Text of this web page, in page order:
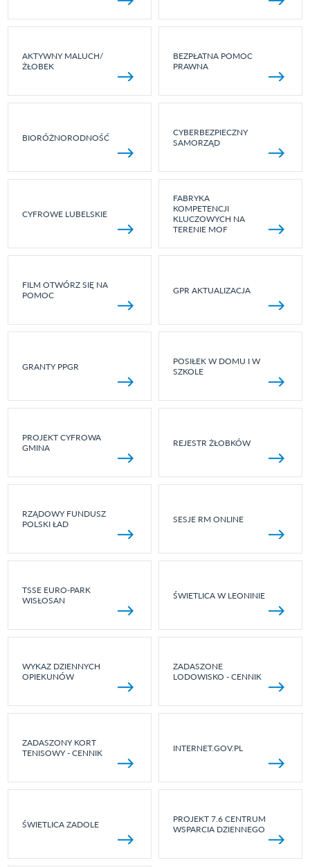
AKTYWNY MALUCH/
ŻŁOBEK
BEZPŁATNA POMOC
PRAWNA
BIORÓŻNORODNOŚĆ
CYBERBEZPIECZNY
SAMORZĄD
CYFROWE LUBELSKIE
FABRYKA
KOMPETENCJI
KLUCZOWYCH NA
TERENIE MOF
FILM OTWÓRZ SIĘ NA
POMOC
GPR AKTUALIZACJA
GRANTY PPGR
POSIŁEK W DOMU I W
SZKOLE
PROJEKT CYFROWA
GMINA
REJESTR ŻŁOBKÓW
RZĄDOWY FUNDUSZ
POLSKI ŁAD
SESJE RM ONLINE
TSSE EURO-PARK
WISŁOSAN
ŚWIETLICA W LEONINIE
WYKAZ DZIENNYCH
OPIEKUNÓW
ZADASZONE
LODOWISKO - CENNIK
ZADASZONY KORT
TENISOWY - CENNIK
INTERNET.GOV.PL
ŚWIETLICA ZADOLE
PROJEKT 7.6 CENTRUM
WSPARCIA DZIENNEGO